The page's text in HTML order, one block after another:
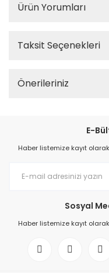
Ürün Yorumları
Taksit Seçenekleri
Önerileriniz
E-
Haber listemize kayıt
Sosyal
Haber listemize kayıt